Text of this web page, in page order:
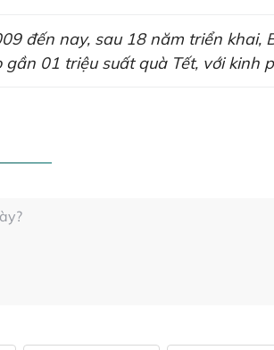
đến nay, sau 18 năm triển khai,
gần 01 triệu suất quà Tết, với kinh